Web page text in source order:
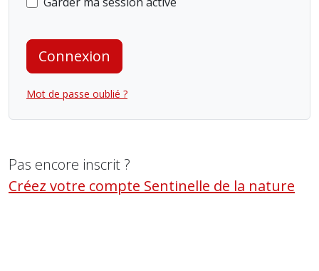
Connexion
Mot de passe oublié ?
Pas encore inscrit ?
Créez votre compte Sentinelle de la nature